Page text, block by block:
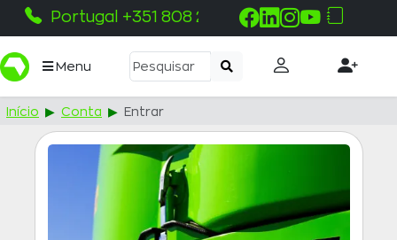
Portugal +351 808 215 115
Menu
Início Conta Entrar